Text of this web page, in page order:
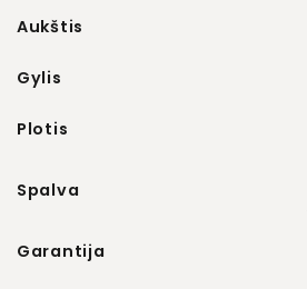
Aukštis
Gylis
Plotis
Spalva
Garantija